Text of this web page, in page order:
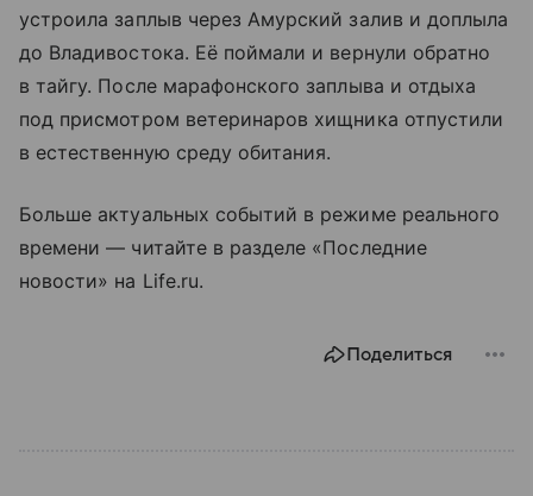
устроила заплыв через Амурский залив и доплыла
до Владивостока. Её поймали и вернули обратно
в тайгу. После марафонского заплыва и отдыха
под присмотром ветеринаров хищника отпустили
в естественную среду обитания.
Больше актуальных событий в режиме реального
времени — читайте в разделе «Последние
новости» на Life.ru.
Поделиться